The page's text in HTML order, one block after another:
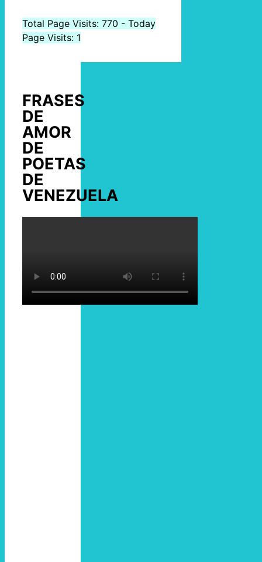
Total Page Visits: 770 - Today
Page Visits: 1
FRASES
DE
AMOR
DE
POETAS
DE
VENEZUELA